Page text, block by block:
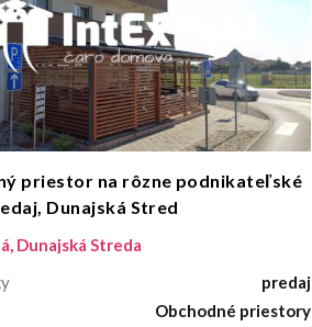
priestor na rôzne podnikateľské
Dunajská Stred
Dunajská Streda
predaj
Obchodné priestory